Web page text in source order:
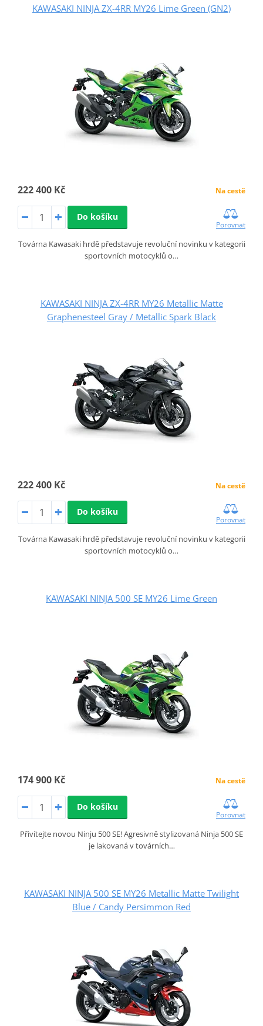
KAWASAKI NINJA ZX-4RR MY26 Lime Green (GN2)
222 400 Kč Na cestě
Do košíku
Porovnat
Továrna Kawasaki hrdě představuje revoluční novinku v kategorii
sportovních motocyklů o…
KAWASAKI NINJA ZX-4RR MY26 Metallic Matte
Graphenesteel Gray / Metallic Spark Black
222 400 Kč Na cestě
Do košíku
Porovnat
Továrna Kawasaki hrdě představuje revoluční novinku v kategorii
sportovních motocyklů o…
KAWASAKI NINJA 500 SE MY26 Lime Green
174 900 Kč Na cestě
Do košíku
Porovnat
Přivítejte novou Ninju 500 SE! Agresivně stylizovaná Ninja 500 SE
je lakovaná v továrních…
KAWASAKI NINJA 500 SE MY26 Metallic Matte Twilight
Blue / Candy Persimmon Red